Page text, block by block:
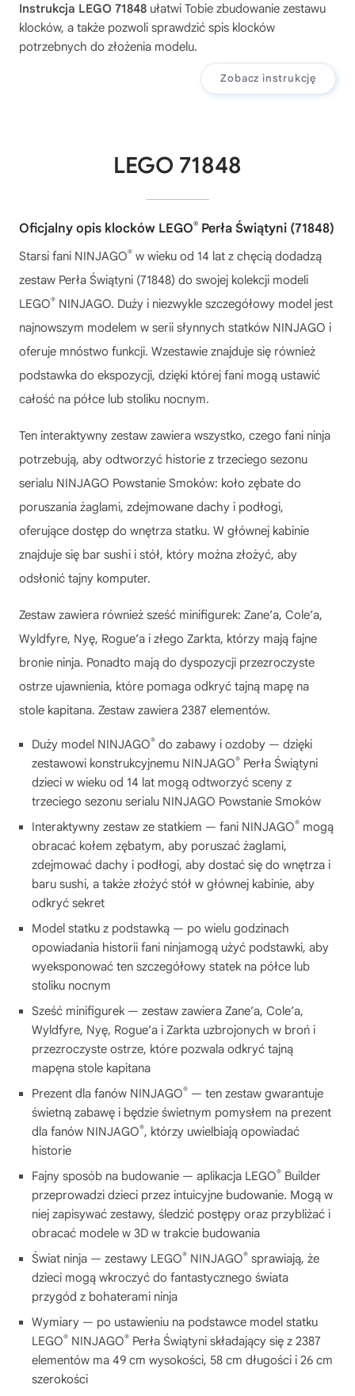
Instrukcja LEGO 71848 ułatwi Tobie zbudowanie zestawu
klocków, a także pozwoli sprawdzić spis klocków
potrzebnych do złożenia modelu.
Zobacz instrukcję
LEGO 71848
Oficjalny opis klocków LEGO® Perła Świątyni (71848)
Starsi fani NINJAGO® w wieku od 14 lat z chęcią dodadzą
zestaw Perła Świątyni (71848) do swojej kolekcji modeli
LEGO® NINJAGO. Duży i niezwykle szczegółowy model jest
najnowszym modelem w serii słynnych statków NINJAGO i
oferuje mnóstwo funkcji. Wzestawie znajduje się również
podstawka do ekspozycji, dzięki której fani mogą ustawić
całość na półce lub stoliku nocnym.
Ten interaktywny zestaw zawiera wszystko, czego fani ninja
potrzebują, aby odtworzyć historie z trzeciego sezonu
serialu NINJAGO Powstanie Smoków: koło zębate do
poruszania żaglami, zdejmowane dachy i podłogi,
oferujące dostęp do wnętrza statku. W głównej kabinie
znajduje się bar sushi i stół, który można złożyć, aby
odsłonić tajny komputer.
Zestaw zawiera również sześć minifigurek: Zane’a, Cole’a,
Wyldfyre, Nyę, Rogue’a i złego Zarkta, którzy mają fajne
bronie ninja. Ponadto mają do dyspozycji przezroczyste
ostrze ujawnienia, które pomaga odkryć tajną mapę na
stole kapitana. Zestaw zawiera 2387 elementów.
Duży model NINJAGO® do zabawy i ozdoby — dzięki
zestawowi konstrukcyjnemu NINJAGO® Perła Świątyni
dzieci w wieku od 14 lat mogą odtworzyć sceny z
trzeciego sezonu serialu NINJAGO Powstanie Smoków
Interaktywny zestaw ze statkiem — fani NINJAGO® mogą
obracać kołem zębatym, aby poruszać żaglami,
zdejmować dachy i podłogi, aby dostać się do wnętrza i
baru sushi, a także złożyć stół w głównej kabinie, aby
odkryć sekret
Model statku z podstawką — po wielu godzinach
opowiadania historii fani ninjamogą użyć podstawki, aby
wyeksponować ten szczegółowy statek na półce lub
stoliku nocnym
Sześć minifigurek — zestaw zawiera Zane’a, Cole’a,
Wyldfyre, Nyę, Rogue’a i Zarkta uzbrojonych w broń i
przezroczyste ostrze, które pozwala odkryć tajną
mapęna stole kapitana
Prezent dla fanów NINJAGO® — ten zestaw gwarantuje
świetną zabawę i będzie świetnym pomysłem na prezent
dla fanów NINJAGO®, którzy uwielbiają opowiadać
historie
Fajny sposób na budowanie — aplikacja LEGO® Builder
przeprowadzi dzieci przez intuicyjne budowanie. Mogą w
niej zapisywać zestawy, śledzić postępy oraz przybliżać i
obracać modele w 3D w trakcie budowania
Świat ninja — zestawy LEGO® NINJAGO® sprawiają, że
dzieci mogą wkroczyć do fantastycznego świata
przygód z bohaterami ninja
Wymiary — po ustawieniu na podstawce model statku
LEGO® NINJAGO® Perła Świątyni składający się z 2387
elementów ma 49 cm wysokości, 58 cm długości i 26 cm
szerokości